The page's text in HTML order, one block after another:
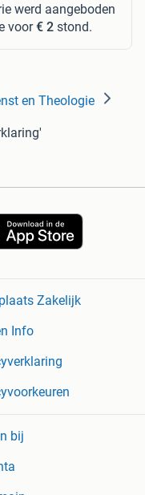
werd aangeboden
voor€ 2 stond.
en Theologie
Zakelijk
Info
bij